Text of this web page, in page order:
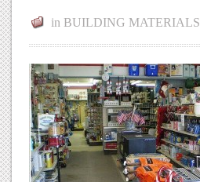
in BUILDING MATERIALS